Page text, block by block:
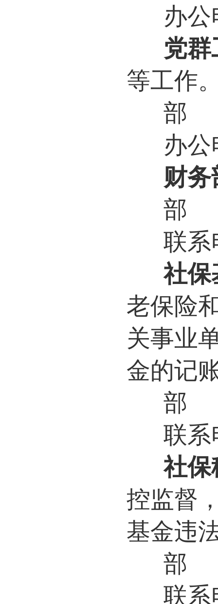
办公
党
等工作
部
办公
财务
部
联系
社保
老保险
关事业
金的记
部
联系
社保
控监督
基金违
部
联系